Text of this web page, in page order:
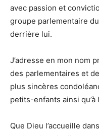
avec passion et
groupe parlementaire
derrière lui.
J’adresse en mon nom
des parlementaires et
plus sincères
petits-enfants ainsi qu’à
Que Dieu l’accueille